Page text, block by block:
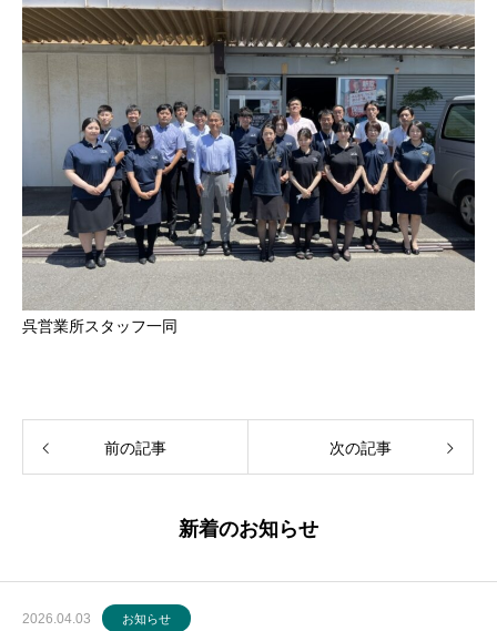
呉営業所スタッフ一同
前の記事 次の記事
新着のお知らせ
2026.04.03 お知らせ